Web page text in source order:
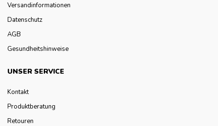
Versandinformationen
Datenschutz
AGB
Gesundheitshinweise
UNSER SERVICE
Kontakt
Produktberatung
Retouren